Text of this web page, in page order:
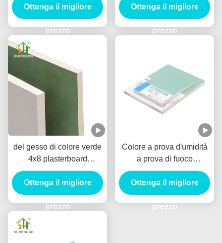
pannello di carta e gesso
del bordo affusolato
12mm
Ottenga il migliore
prezzo
stimato per le cucine dei
bagni
Ottenga il migliore
prezzo
del gesso di colore verde
4x8 plasterboard
resistente di umidità per il
muro a secco
Ottenga il migliore
prezzo
Colore a prova d'umidità
a prova di fuoco
dell'avorio del pannello di
carta e gesso per l'edificio
per uffici
Ottenga il migliore
prezzo